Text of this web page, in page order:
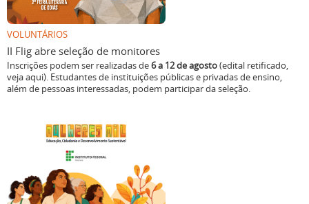
VOLUNTÁRIOS
II Flig abre seleção de monitores
Inscrições podem ser realizadas de6 a 12 de agosto(edital retificado,
veja aqui). Estudantes de instituições públicas e privadas de ensino,
além de pessoas interessadas, podem participar da seleção.